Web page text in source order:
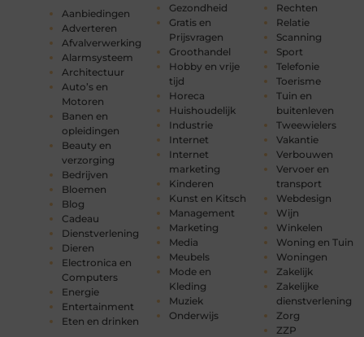
Aanbiedingen
Adverteren
Afvalverwerking
Alarmsysteem
Architectuur
Auto’s en
Motoren
Banen en
opleidingen
Beauty en
verzorging
Bedrijven
Bloemen
Blog
Cadeau
Dienstverlening
Dieren
Electronica en
Computers
Energie
Entertainment
Eten en drinken
Gezondheid
Gratis en
Prijsvragen
Groothandel
Hobby en vrije
tijd
Horeca
Huishoudelijk
Industrie
Internet
Internet
marketing
Kinderen
Kunst en Kitsch
Management
Marketing
Media
Meubels
Mode en
Kleding
Muziek
Onderwijs
Rechten
Relatie
Scanning
Sport
Telefonie
Toerisme
Tuin en
buitenleven
Tweewielers
Vakantie
Verbouwen
Vervoer en
transport
Webdesign
Wijn
Winkelen
Woning en Tuin
Woningen
Zakelijk
Zakelijke
dienstverlening
Zorg
ZZP